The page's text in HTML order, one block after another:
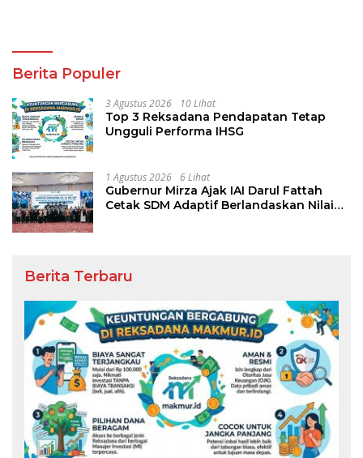
Berita Populer
3 Agustus 2026 10 Lihat
Top 3 Reksadana Pendapatan Tetap
Ungguli Performa IHSG
1 Agustus 2026 6 Lihat
Gubernur Mirza Ajak IAI Darul Fattah
Cetak SDM Adaptif Berlandaskan Nilai
Berita Terbaru